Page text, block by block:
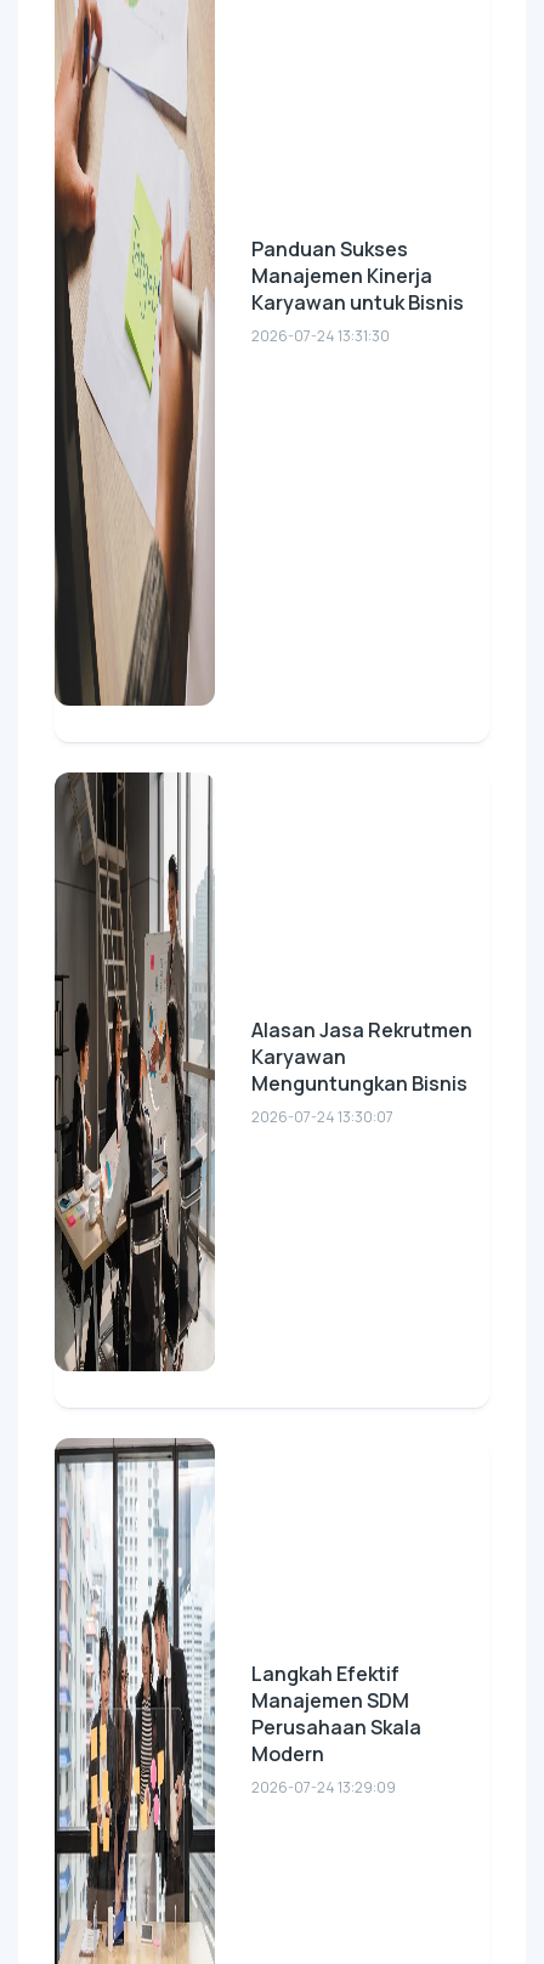
Panduan Sukses
Manajemen Kinerja
Karyawan untuk Bisnis
2026-07-24 13:31:30
Alasan Jasa Rekrutmen
Karyawan
Menguntungkan Bisnis
2026-07-24 13:30:07
Langkah Efektif
Manajemen SDM
Perusahaan Skala
Modern
2026-07-24 13:29:09